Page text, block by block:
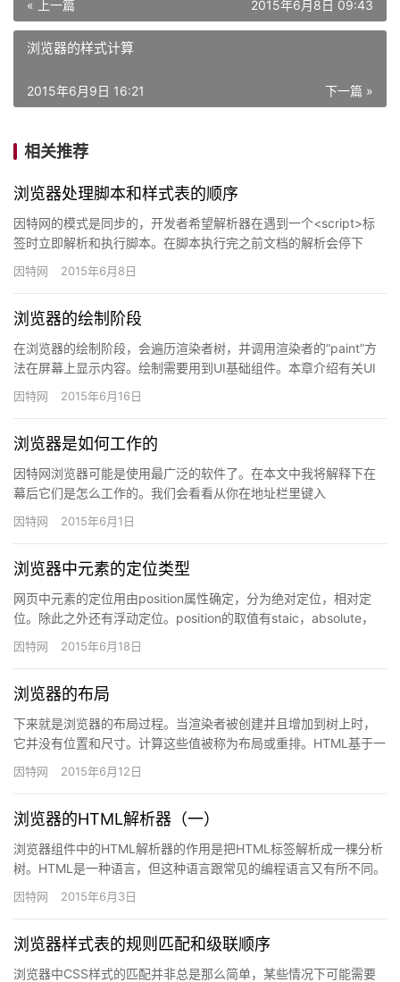
« 上一篇 2015年6月8日 09:43
浏览器的样式计算
下一篇 »
2015年6月9日 16:21
相关推荐
浏览器处理脚本和样式表的顺序
因特网的模式是同步的，开发者希望解析器在遇到一个<script>标
签时立即解析和执行脚本。在脚本执行完之前文档的解析会停下
来。如果脚本是外部文件那么资源必须首先从网络上…
因特网 2015年6月8日
浏览器的绘制阶段
在浏览器的绘制阶段，会遍历渲染者树，并调用渲染者的“paint”方
法在屏幕上显示内容。绘制需要用到UI基础组件。本章介绍有关UI
的内容。象布局一样，绘制也可能是全局的—…
因特网 2015年6月16日
浏览器是如何工作的
因特网浏览器可能是使用最广泛的软件了。在本文中我将解释下在
幕后它们是怎么工作的。我们会看看从你在地址栏里键入
“google.com”开始，一直到你看到浏览器屏幕上出现谷歌页面时都
发…
因特网 2015年6月1日
浏览器中元素的定位类型
网页中元素的定位用由position属性确定，分为绝对定位，相对定
位。除此之外还有浮动定位。position的取值有staic，absolute，
fixed，relative等几种…
因特网 2015年6月18日
浏览器的布局
下来就是浏览器的布局过程。当渲染者被创建并且增加到树上时，
它并没有位置和尺寸。计算这些值被称为布局或重排。HTML基于一
个流式布局模式，意思是说大多数情况下计算位置会一遍通过。
“流…
因特网 2015年6月12日
浏览器的HTML解析器（一）
浏览器组件中的HTML解析器的作用是把HTML标签解析成一棵分析
树。HTML是一种语言，但这种语言跟常见的编程语言又有所不同。
这种语言专注于因特网内容的展现。HTML语言的词汇和语…
因特网 2015年6月3日
浏览器样式表的规则匹配和级联顺序
浏览器中CSS样式的匹配并非总是那么简单，某些情况下可能需要